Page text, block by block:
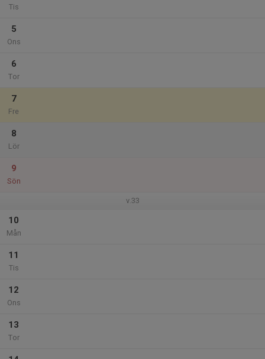
Tis
5
Ons
6
Tor
7
Fre
8
Lör
9
Sön
v.33
10
Mån
11
Tis
12
Ons
13
Tor